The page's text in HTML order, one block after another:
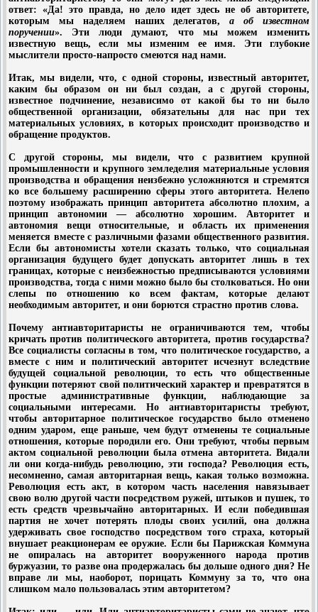
ответ: «Да! это правда, но дело идет здесь не об авторитете,
которым мы наделяем наших делегатов,а об известном
поручении». Эти люди думают, что мы можем изменить
известную вещь, если мы изменим ее имя. Эти глубокие
мыслители просто-напросто смеются над нами.
Итак, мы видели, что, с одной стороны, известный авторитет,
каким бы образом он ни был создан, а с другой стороны,
известное подчинение, независимо от какой бы то ни было
общественной организации, обязательны для нас при тех
материальных условиях, в которых происходит производство и
обращение продуктов.
С другой стороны, мы видели, что с развитием крупной
промышленности и крупного земледелия материальные условия
производства и обращения неизбежно усложняются и стремятся
ко все большему расширению сферы этого авторитета. Нелепо
поэтому изображать принцип авторитета абсолютно плохим, а
принцип автономии — абсолютно хорошим. Авторитет и
автономия вещи относительные, и область их применения
меняется вместе с различными фазами общественного развития.
Если бы автономисты хотели сказать только, что социальная
организация будущего будет допускать авторитет лишь в тех
границах, которые с неизбежностью предписываются условиями
производства, тогда с ними можно было бы столковаться. Но они
слепы по отношению ко всем фактам, которые делают
необходимым авторитет, и они борются страстно против слова.
Почему антиавторитаристы не ограничиваются тем, чтобы
кричать против политического авторитета, против государства?
Все социалисты согласны в том, что политическое государство, а
вместе с ним и политический авторитет исчезнут вследствие
будущей социальной революции, то есть что общественные
функции потеряют свой политический характер и превратятся в
простые административные функции, наблюдающие за
социальными интересами. Но антиавторитаристы требуют,
чтобы авторитарное политическое государство было отменено
одним ударом, еще раньше, чем будут отменены те социальные
отношения, которые породили его. Они требуют, чтобы первым
актом социальной революции была отмена авторитета. Видали
ли они когда-нибудь революцию, эти господа? Революция есть,
несомненно, самая авторитарная вещь, какая только возможна.
Революция есть акт, в котором часть населения навязывает
свою волю другой части посредством ружей, штыков и пушек, то
есть средств чрезвычайно авторитарных. И если победившая
партия не хочет потерять плоды своих усилий, она должна
удерживать свое господство посредством того страха, который
внушает реакционерам ее оружие. Если бы Парижская Коммуна
не опиралась на авторитет вооруженного народа против
буржуазии, то разве она продержалась бы дольше одного дня? Не
вправе ли мы, наоборот, порицать Коммуну за то, что она
слишком мало пользовалась этим авторитетом?